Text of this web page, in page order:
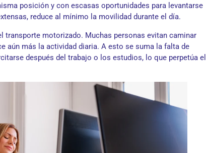
posición y con escasas oportunidades para levantarse
reduce al mínimo la movilidad durante el día.
transporte motorizado. Muchas personas evitan caminar
aún más la actividad diaria. A esto se suma la falta de
después del trabajo o los estudios, lo que perpetúa el